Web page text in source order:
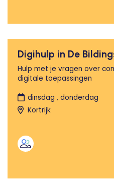
Digihulp in De
Hulp met je vragen over
digitale toepassingen
dinsdag , donderdag
Kortrijk